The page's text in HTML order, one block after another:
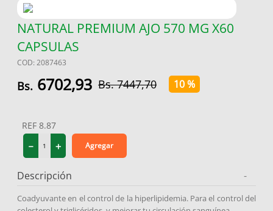
NATURAL PREMIUM AJO 570 MG X60
CAPSULAS
COD: 2087463
6702,93 7447,70 10 %
REF 8.87
＋
－ Agregar
Descripción -
Coadyuvante en el control de la hiperlipidemia. Para el control del
3 .
4 .
vitamina c
5.
vitamina
linezolid
.
miovit
medias compresión